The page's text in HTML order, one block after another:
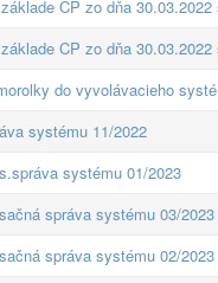
CP zo dňa
CP zo dňa
do vyvolávacieho
systému 11/2022
systému 01/2023
správa systému 03/2023
správa systému 02/2023